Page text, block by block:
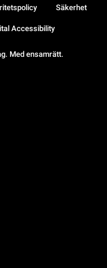
Med ensamrätt.
Säkerhet
Accessibility